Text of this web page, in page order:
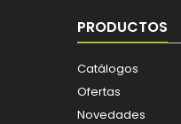
PRODUCTOS
Catálogos
Ofertas
Novedades